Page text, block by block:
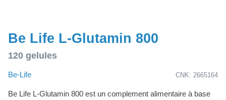
Be Life L-Glutamin 800
120 gelules
Be-Life CNK: 2665164
Be Life L-Glutamin 800 est un complement alimentaire à base